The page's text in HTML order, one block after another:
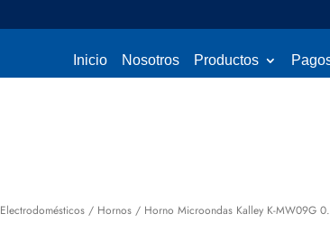
Inicio Nosotros Productos
Electrodomésticos / Hornos / Horno Microondas Kalley K-MW09G